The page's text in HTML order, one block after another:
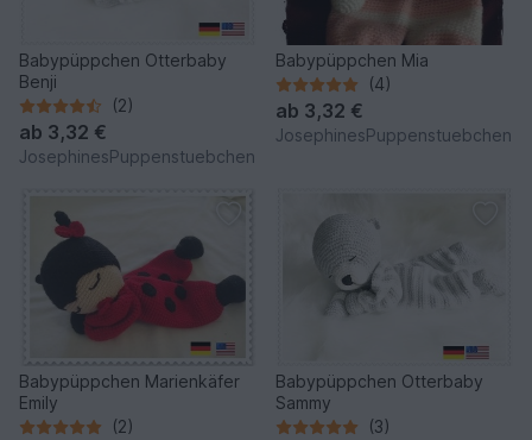
Babypüppchen Otterbaby
Benji
(2)
ab 3,32 €
JosephinesPuppenstuebchen
Babypüppchen Mia
(4)
ab 3,32 €
JosephinesPuppenstuebchen
Babypüppchen Marienkäfer
Emily
(2)
Babypüppchen Otterbaby
Sammy
(3)